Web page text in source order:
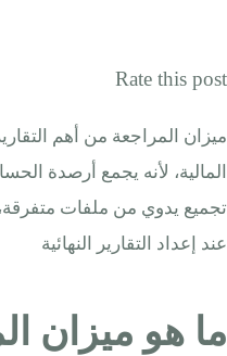
Rate this post
ميزان المراجعة من أهم
تجميع يدوي من ملفات
عند إعداد التقارير النهائية
ما هو ميزان